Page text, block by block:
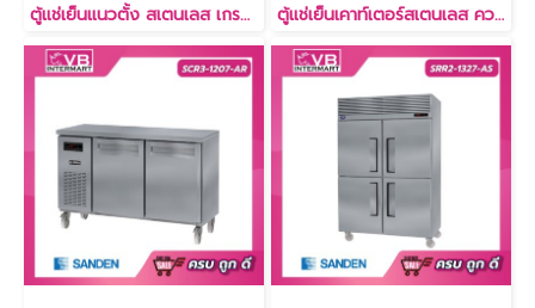
ตู้แช่เย็นแนวตั้ง สเตนเลส เกรด304 14.1 คิว [SRR3-0687-AR] ตู้แช่เย็นเคาท์เตอร์สเตนเลส ความลึก 75 ซม. เกรด304 15 คิว [SCR3-1507-AR]